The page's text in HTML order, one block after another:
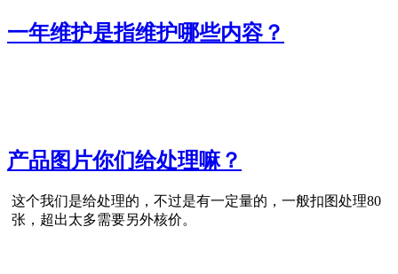
一年维护是指维护哪些内容？
产品图片你们给处理嘛？
这个我们是给处理的，不过是有一定量的，一般扣图处理80
张，超出太多需要另外核价。